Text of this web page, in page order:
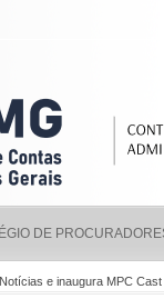
DE
e inaugura MPC